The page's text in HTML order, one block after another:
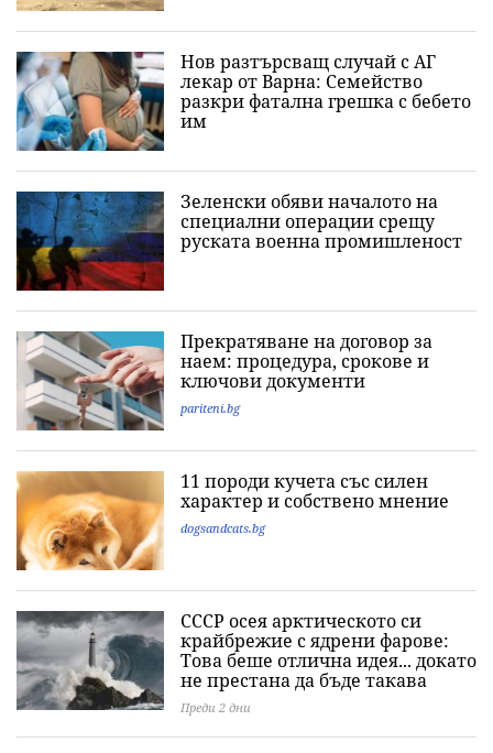
Нов разтърсващ случай с АГ
лекар от Варна: Семейство
разкри фатална грешка с бебето
им
Зеленски обяви началото на
специални операции срещу
руската военна промишленост
Прекратяване на договор за
наем: процедура, срокове и
ключови документи
pariteni.bg
11 породи кучета със силен
характер и собствено мнение
dogsandcats.bg
СССР осея арктическото си
крайбрежие с ядрени фарове:
Това беше отлична идея... докато
не престана да бъде такава
Преди 2 дни